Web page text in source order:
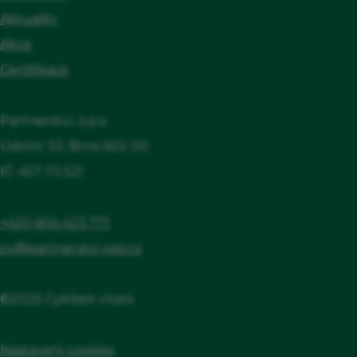
Aktuality
Akce
Certifikace
Partnerství, o.p.s.
Údolní 33, Brno 602 00
IČ: 457 73 521
+420 604 423 771
cv@partnerstvi-ops.cz
©2025 Cyklisté vítáni
Nastavení cookies